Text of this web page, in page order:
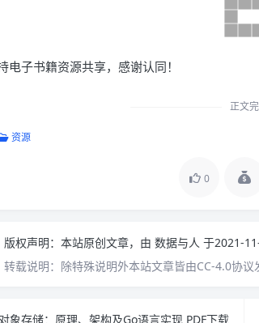
电子书籍资源共享，感谢认同！
正文完
资源
0
版权声明： 本站原创文章，由 数据与人 于2021-
转载说明： 除特殊说明外本站文章皆由CC-4.0协议
象存储：原理、架构及Go语言实现 PDF下载